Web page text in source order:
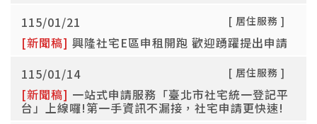
[新聞稿] 興隆社宅E區申租開跑 歡迎踴躍提出申請
[ 居住服務 ]
115/01/21
[新聞稿] 一站式申請服務「臺北市社宅統一登記平
台」上線囉!第一手資訊不漏接，社宅申請更快速!
[ 居住服務 ]
115/01/14